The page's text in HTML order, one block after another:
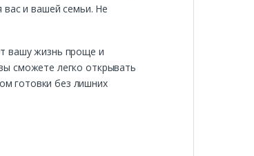
вас и вашей семьи. Не
вашу жизнь проще и
сможете легко открывать
готовки без лишних